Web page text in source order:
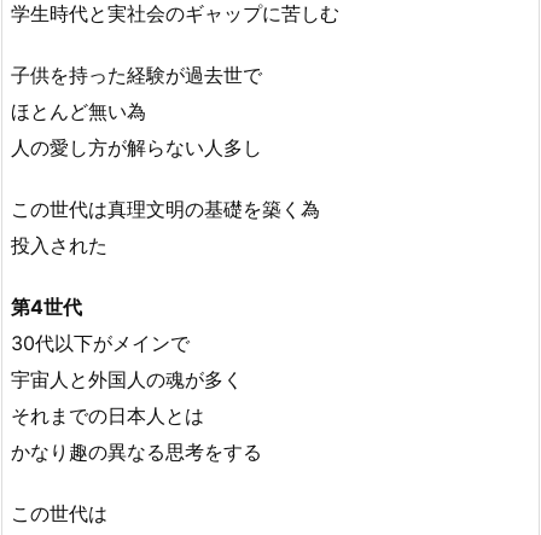
学生時代と実社会のギャップに苦しむ
子供を持った経験が過去世で
ほとんど無い為
人の愛し方が解らない人多し
この世代は真理文明の基礎を築く為
投入された
第4世代
30代以下がメインで
宇宙人と外国人の魂が多く
それまでの日本人とは
かなり趣の異なる思考をする
この世代は